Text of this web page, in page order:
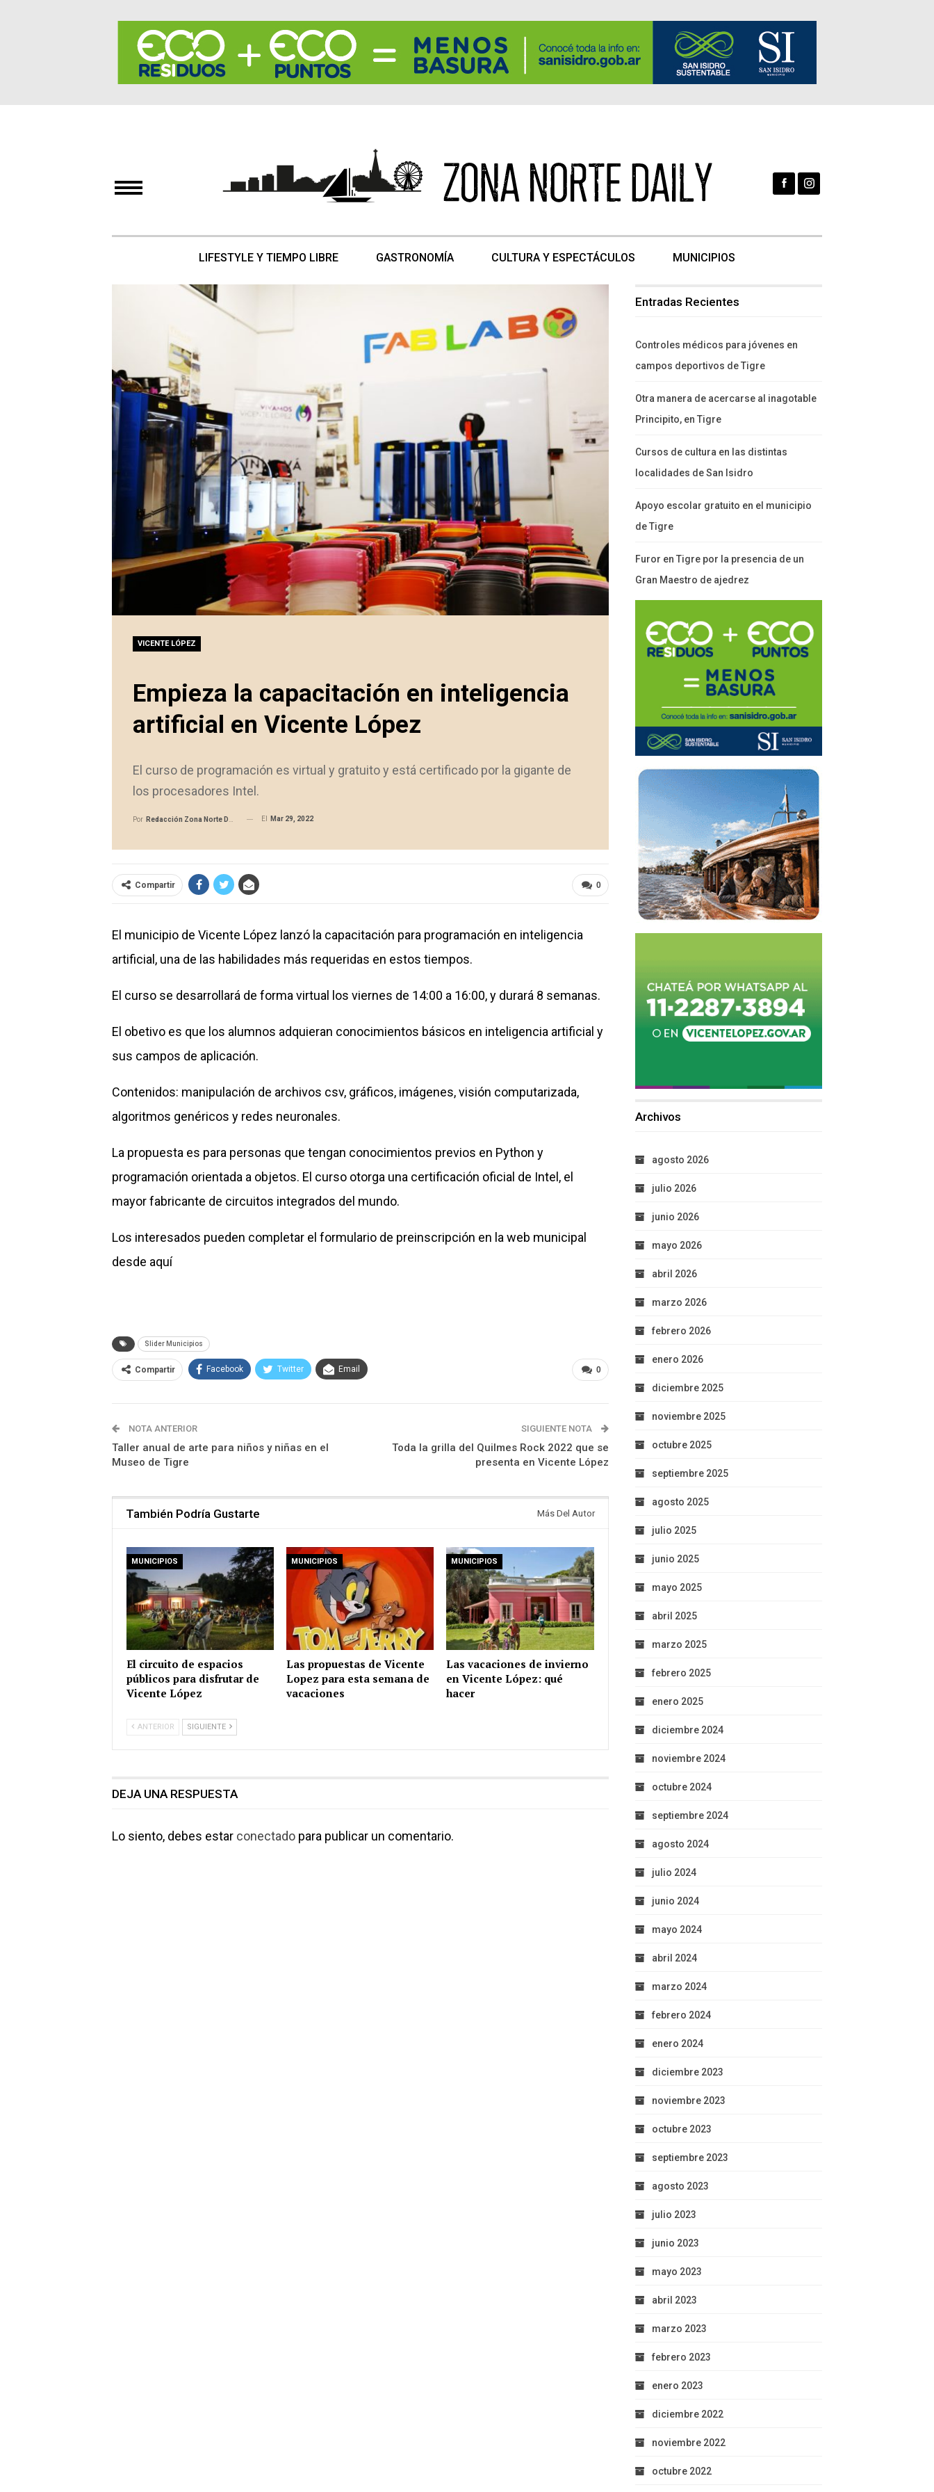
LIFESTYLE Y TIEMPO LIBRE GASTRONOMÍA CULTURA Y ESPECTÁCULOS MUNICIPIOS
VICENTE LÓPEZ
Empieza la capacitación en inteligencia
artificial en Vicente López
El curso de programación es virtual y gratuito y está certificado por la gigante de
los procesadores Intel.
Por Redacción Zona Norte Daily El Mar 29, 2022
0
Compartir
El municipio de Vicente López lanzó la capacitación para programación en inteligencia
artificial, una de las habilidades más requeridas en estos tiempos.
El curso se desarrollará de forma virtual los viernes de 14:00 a 16:00, y durará 8 semanas.
El obetivo es que los alumnos adquieran conocimientos básicos en inteligencia artificial y
sus campos de aplicación.
Contenidos: manipulación de archivos csv, gráficos, imágenes, visión computarizada,
algoritmos genéricos y redes neuronales.
La propuesta es para personas que tengan conocimientos previos en Python y
programación orientada a objetos. El curso otorga una certificación oficial de Intel, el
mayor fabricante de circuitos integrados del mundo.
Los interesados pueden completar el formulario de preinscripción en la web municipal
desde aquí
Slider Municipios
0
Compartir Facebook Twitter Email
NOTA ANTERIOR
Taller anual de arte para niños y niñas en el
Museo de Tigre
SIGUIENTE NOTA
Toda la grilla del Quilmes Rock 2022 que se
presenta en Vicente López
También Podría Gustarte Más Del Autor
MUNICIPIOS
El circuito de espacios
públicos para disfrutar de
Vicente López
MUNICIPIOS
Las propuestas de Vicente
Lopez para esta semana de
vacaciones
MUNICIPIOS
Las vacaciones de invierno
en Vicente López: qué
hacer
ANTERIOR SIGUIENTE
DEJA UNA RESPUESTA
Lo siento, debes estar conectado para publicar un comentario.
Entradas Recientes
Controles médicos para jóvenes en
campos deportivos de Tigre
Otra manera de acercarse al inagotable
Principito, en Tigre
Cursos de cultura en las distintas
localidades de San Isidro
Apoyo escolar gratuito en el municipio
de Tigre
Furor en Tigre por la presencia de un
Gran Maestro de ajedrez
Archivos
agosto 2026
julio 2026
junio 2026
mayo 2026
abril 2026
marzo 2026
febrero 2026
enero 2026
diciembre 2025
noviembre 2025
octubre 2025
septiembre 2025
agosto 2025
julio 2025
junio 2025
mayo 2025
abril 2025
marzo 2025
febrero 2025
enero 2025
diciembre 2024
noviembre 2024
octubre 2024
septiembre 2024
agosto 2024
julio 2024
junio 2024
mayo 2024
abril 2024
marzo 2024
febrero 2024
enero 2024
diciembre 2023
noviembre 2023
octubre 2023
septiembre 2023
agosto 2023
julio 2023
junio 2023
mayo 2023
abril 2023
marzo 2023
febrero 2023
enero 2023
diciembre 2022
noviembre 2022
octubre 2022